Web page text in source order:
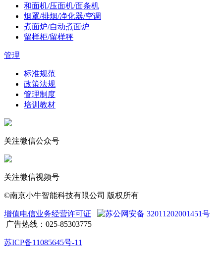
和面机/压面机/面条机
烟罩/排烟/净化器/空调
煮面炉/自动煮面炉
留样柜/留样秤
管理
标准规范
政策法规
管理制度
培训教材
关注微信公众号
关注微信视频号
©南京小牛智能科技有限公司 版权所有
增值电信业务经营许可证
苏公网安备 32011202001451号
广告热线：025-85303775
苏ICP备11085645号-11